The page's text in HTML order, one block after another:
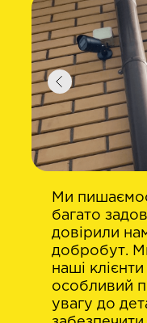
Ми
багато
довірили
добробут.
наші
особливий
увагу до